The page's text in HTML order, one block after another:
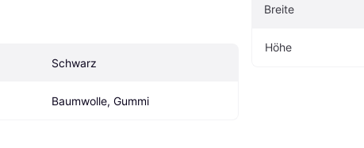
Schwarz
Baumwolle, Gummi
Breite
Höhe